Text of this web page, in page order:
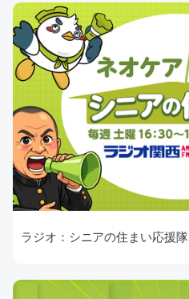
ラジオ：シニアの住まい応援隊